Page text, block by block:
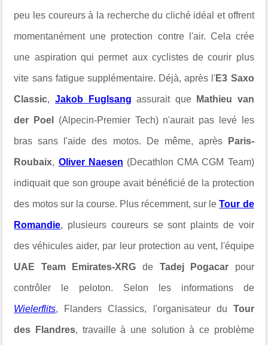
peu les coureurs à la recherche du cliché idéal et offrent
momentanément une protection contre l'air. Cela crée
une aspiration qui permet aux cyclistes de courir plus
vite sans fatigue supplémentaire. Déjà, après l'E3 Saxo
Classic, Jakob Fuglsang assurait que Mathieu van
der Poel (Alpecin-Premier Tech) n'aurait pas levé les
bras sans l'aide des motos. De même, après Paris-
Roubaix, Oliver Naesen (Decathlon CMA CGM Team)
indiquait que son groupe avait bénéficié de la protection
des motos sur la course. Plus récemment, sur leTour de
Romandie, plusieurs coureurs se sont plaints de voir
des véhicules aider, par leur protection au vent, l'équipe
UAE Team Emirates-XRG de Tadej Pogacar pour
contrôler le peloton. Selon les informations de
Wielerflits, Flanders Classics, l'organisateur du Tour
des Flandres, travaille à une solution à ce problème